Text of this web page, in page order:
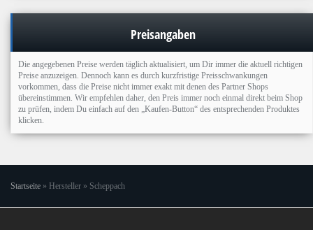
Preisangaben
Die angegebenen Preise werden täglich aktualisiert, um Dir immer die aktuell richtigen
Preise anzuzeigen. Dennoch kann es durch kurzfristige Preisschwankungen
vorkommen, dass die Preise nicht immer exakt mit denen des Partner Shops
übereinstimmen. Wir empfehlen daher, den Preis immer noch einmal direkt beim Shop
zu prüfen, indem Du einfach auf den „Kaufen-Button“ des entsprechenden Produktes
klicken.
Startseite » Hersteller » Scheppach